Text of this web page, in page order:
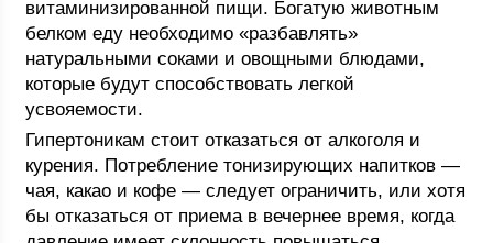
витаминизированной пищи. Богатую животным
белком еду необходимо «разбавлять»
натуральными соками и овощными блюдами,
которые будут способствовать легкой
усвояемости.
Гипертоникам стоит отказаться от алкоголя и
курения. Потребление тонизирующих напитков —
чая, какао и кофе — следует ограничить, или хотя
бы отказаться от приема в вечернее время, когда